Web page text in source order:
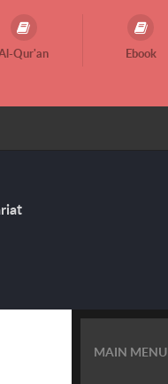
Qur'an Ebook
MAIN MENU